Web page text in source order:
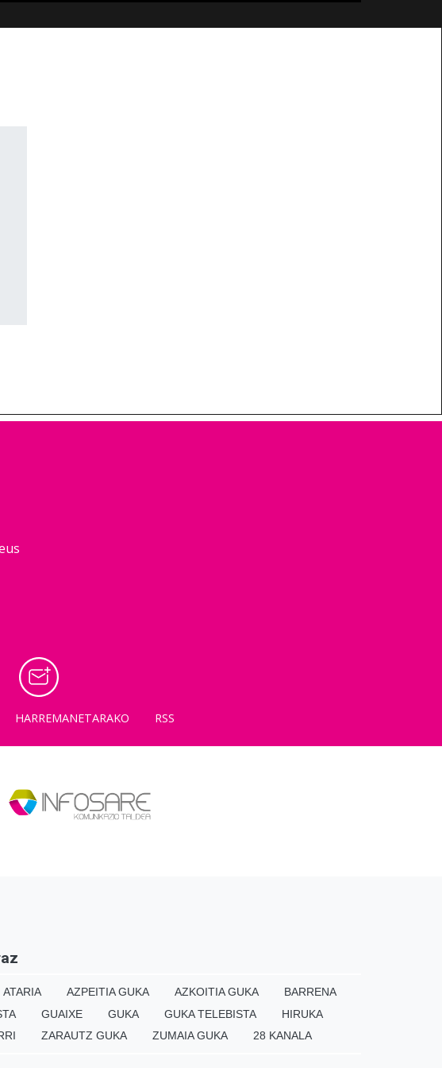
HARREMANETARAKO RSS
ATARIA AZPEITIA GUKA AZKOITIA GUKA
BARRENA
GUAIXE GUKA GUKA TELEBISTA
HIRUKA
ZARAUTZ GUKA ZUMAIA GUKA 28 KANALA